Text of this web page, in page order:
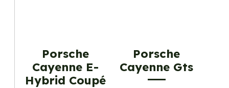
Porsche
Cayenne E-
Hybrid Coupé
Porsche
Cayenne Gts